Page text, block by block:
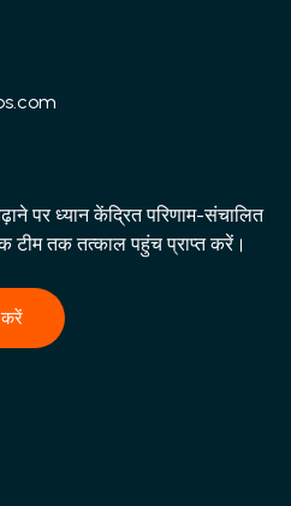
पर ध्यान केंद्रित परिणाम-संचालित
टीम तक तत्काल पहुंच प्राप्त करें।
करें